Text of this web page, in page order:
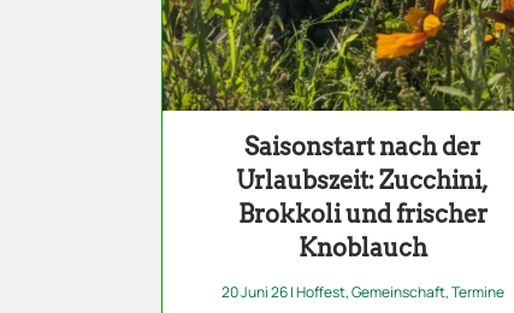
Saisonstart nach der
Urlaubszeit: Zucchini,
Brokkoli und frischer
Knoblauch
20 Juni 26|Hoffest,Gemeinschaft,Termine